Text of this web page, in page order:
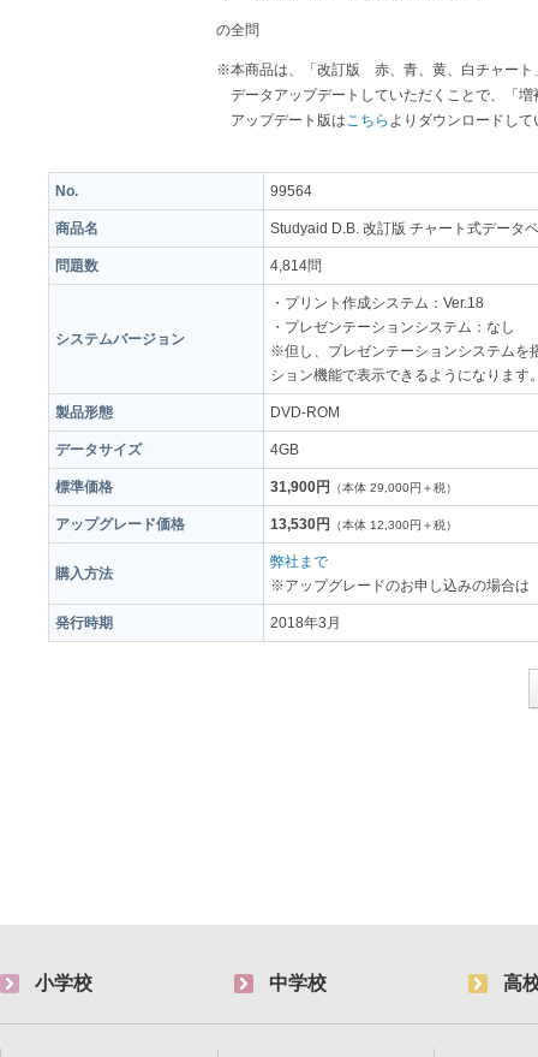
の全問
※本商品は、「改訂版 赤、青、黄、白チャー
データアップデートしていただくことで、「
アップデート版はこちら よりダウンロードし
No. 99564
商品名 Studyaid D.B. 改訂版 チャート式データ
問題数 4,814問
システムバージョン
・プリント作成システム：Ver.18
・プレゼンテーションシステム：なし
※但し、プレゼンテーションシステムを
ション機能で表示できるようになります
製品形態 DVD-ROM
データサイズ 4GB
標準価格 31,900円 （本体 29,000円＋税）
アップグレード価格 13,530円 （本体 12,300円＋税）
購入方法
弊社まで
※アップグレードのお申し込みの場合は
発行時期 2018年3月
小学校 中学校 高